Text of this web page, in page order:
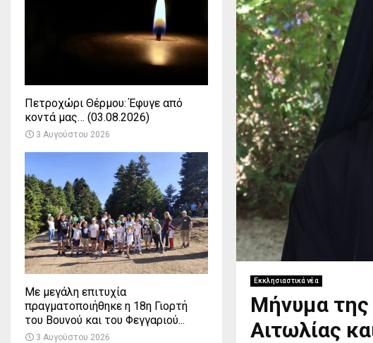
Εκκλησιαστικά νέα
Μήνυμα της
Αιτωλίας
Πετροχώρι Θέρμου: Έφυγε από
κοντά μας… (03.08.2026)
3 Αυγούστου 2026
Με μεγάλη επιτυχία
πραγματοποιήθηκε η 18η Γιορτή
του Βουνού και του Φεγγαριού...
3 Αυγούστου 2026